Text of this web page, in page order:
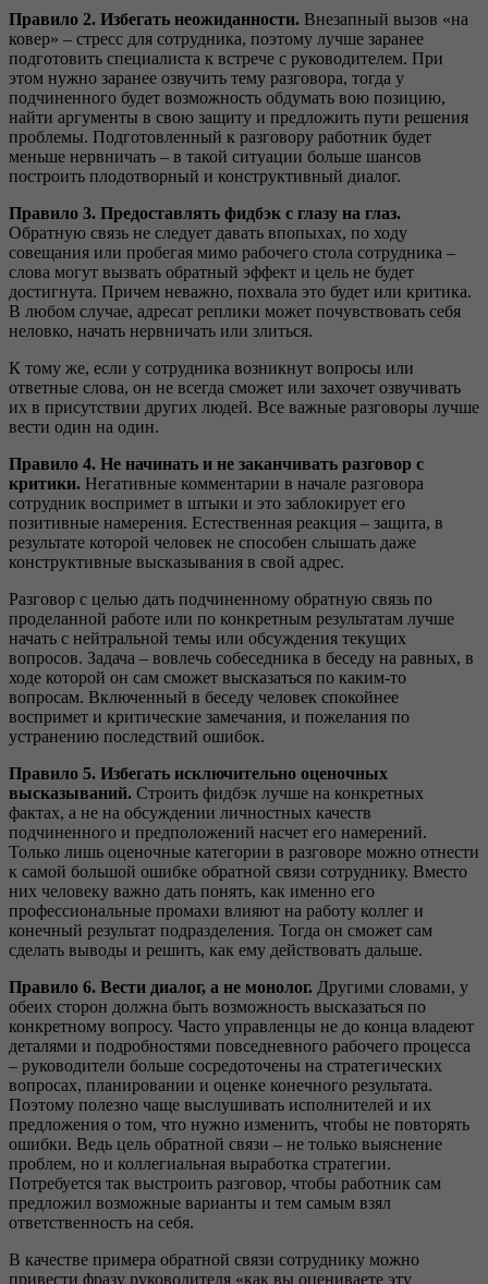
Правило 2. Избегать неожиданности. Внезапный вызов «на
ковер» – стресс для сотрудника, поэтому лучше заранее
подготовить специалиста к встрече с руководителем. При
этом нужно заранее озвучить тему разговора, тогда у
подчиненного будет возможность обдумать вою позицию,
найти аргументы в свою защиту и предложить пути решения
проблемы. Подготовленный к разговору работник будет
меньше нервничать – в такой ситуации больше шансов
построить плодотворный и конструктивный диалог.
Правило 3. Предоставлять фидбэк с глазу на глаз.
Обратную связь не следует давать впопыхах, по ходу
совещания или пробегая мимо рабочего стола сотрудника –
слова могут вызвать обратный эффект и цель не будет
достигнута. Причем неважно, похвала это будет или критика.
В любом случае, адресат реплики может почувствовать себя
неловко, начать нервничать или злиться.
К тому же, если у сотрудника возникнут вопросы или
ответные слова, он не всегда сможет или захочет озвучивать
их в присутствии других людей. Все важные разговоры лучше
вести один на один.
Правило 4. Не начинать и не заканчивать разговор с
критики. Негативные комментарии в начале разговора
сотрудник воспримет в штыки и это заблокирует его
позитивные намерения. Естественная реакция – защита, в
результате которой человек не способен слышать даже
конструктивные высказывания в свой адрес.
Разговор с целью дать подчиненному обратную связь по
проделанной работе или по конкретным результатам лучше
начать с нейтральной темы или обсуждения текущих
вопросов. Задача – вовлечь собеседника в беседу на равных, в
ходе которой он сам сможет высказаться по каким-то
вопросам. Включенный в беседу человек спокойнее
воспримет и критические замечания, и пожелания по
устранению последствий ошибок.
Правило 5. Избегать исключительно оценочных
высказываний. Строить фидбэк лучше на конкретных
фактах, а не на обсуждении личностных качеств
подчиненного и предположений насчет его намерений.
Только лишь оценочные категории в разговоре можно отнести
к самой большой ошибке обратной связи сотруднику. Вместо
них человеку важно дать понять, как именно его
профессиональные промахи влияют на работу коллег и
конечный результат подразделения. Тогда он сможет сам
сделать выводы и решить, как ему действовать дальше.
Правило 6. Вести диалог, а не монолог. Другими словами, у
обеих сторон должна быть возможность высказаться по
конкретному вопросу. Часто управленцы не до конца владеют
деталями и подробностями повседневного рабочего процесса
– руководители больше сосредоточены на стратегических
вопросах, планировании и оценке конечного результата.
Поэтому полезно чаще выслушивать исполнителей и их
предложения о том, что нужно изменить, чтобы не повторять
ошибки. Ведь цель обратной связи – не только выяснение
проблем, но и коллегиальная выработка стратегии.
Потребуется так выстроить разговор, чтобы работник сам
предложил возможные варианты и тем самым взял
ответственность на себя.
В качестве примера обратной связи сотруднику можно
привести фразу руководителя «как вы оцениваете эту